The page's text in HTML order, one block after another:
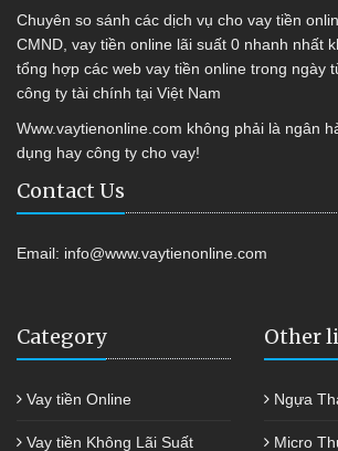
Chuyên so sánh các dịch vụ cho vay tiền
CMND, vay tiền online lãi suất 0 nhanh nhất
tổng hợp các web vay tiền online trong ngày
công ty tài chính tại Việt Nam
Www.vaytienonline.com không phải là ngân
dụng hay công ty cho vay!
Contact Us
Email: info@www.vaytienonline.com
Category
Vay tiền Online
Vay tiền Không Lãi Suất
Other
Ngựa
Micro